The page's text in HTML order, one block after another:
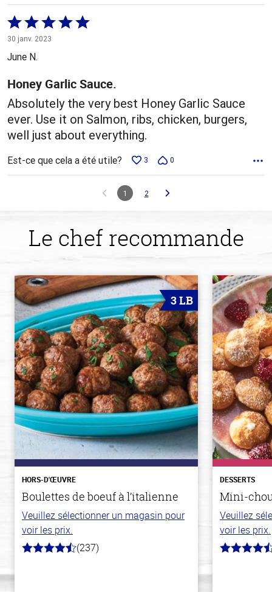
Coté
5 sur
5
30 janv. 2023
June N.
Honey Garlic Sauce.
Absolutely the very best Honey Garlic Sauce
ever. Use it on Salmon, ribs, chicken, burgers,
well just about everything.
Est-ce que cela a été utile? 3 0
1 2
Le chef recommande
3 LB
HORS-D'ŒUVRE
Boulettes de boeuf à l’italienne
Veuillez sélectionner un magasin pour
voir les prix.
4.6
(237)
DESSERTS
Mini-
Veuillez
voir les prix.
4.8